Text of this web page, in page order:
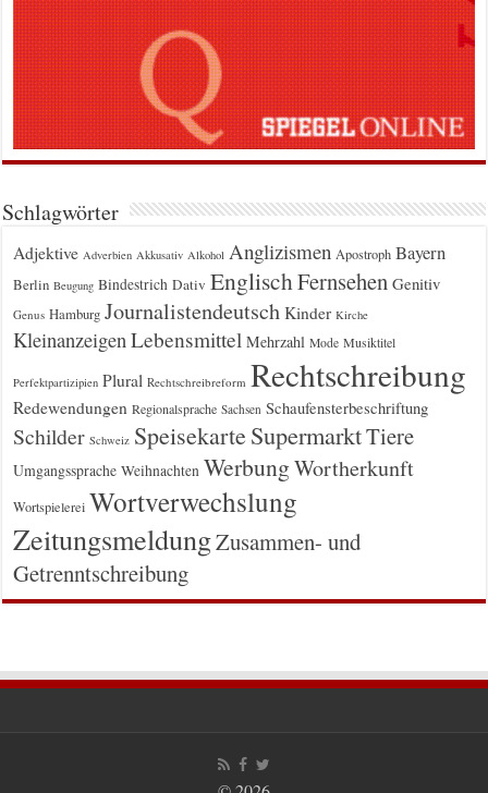
Schlagwörter
Adjektive Adverbien Akkusativ Alkohol Anglizismen Apostroph Bayern
Berlin Beugung Bindestrich Dativ EnglischFernsehen Genitiv
Genus Hamburg Journalistendeutsch Kinder Kirche
Kleinanzeigen Lebensmittel Mehrzahl Mode Musiktitel
Perfektpartizipien Plural Rechtschreibreform Rechtschreibung
Redewendungen Regionalsprache Sachsen Schaufensterbeschriftung
Schilder Schweiz Speisekarte SupermarktTiere
Umgangssprache Weihnachten WerbungWortherkunft
Wortspielerei Wortverwechslung
ZeitungsmeldungZusammen- und
Getrenntschreibung